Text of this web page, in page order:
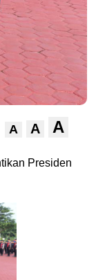
A A A
Presiden